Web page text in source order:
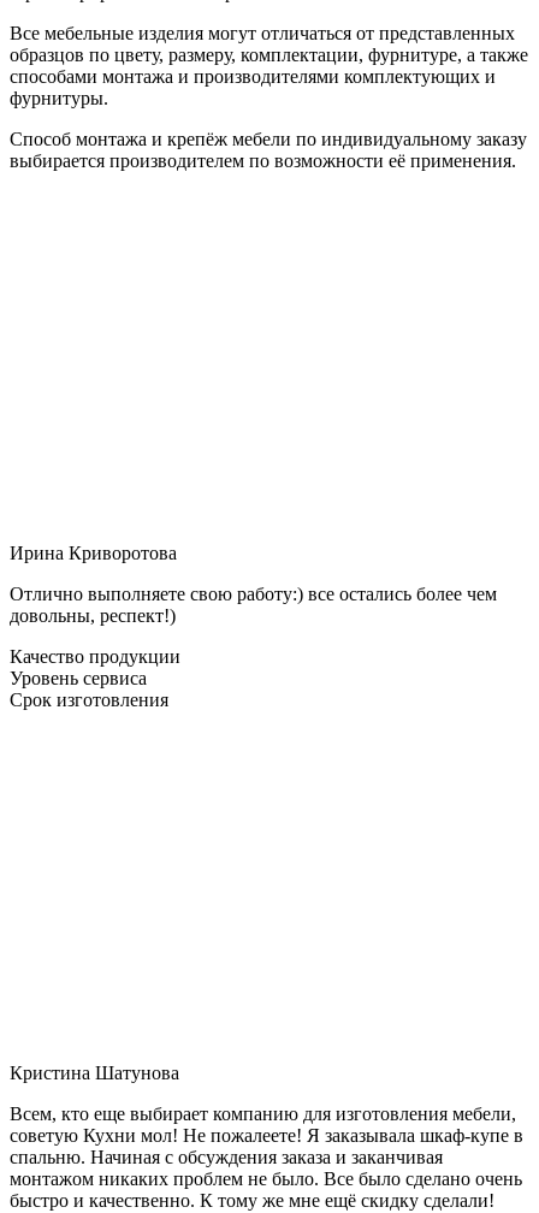
Все мебельные изделия могут отличаться от представленных
образцов по цвету, размеру, комплектации, фурнитуре, а также
способами монтажа и производителями комплектующих и
фурнитуры.
Способ монтажа и крепёж мебели по индивидуальному заказу
выбирается производителем по возможности её применения.
Ирина Криворотова
Отлично выполняете свою работу:) все остались более чем
довольны, респект!)
Качество продукции
Уровень сервиса
Срок изготовления
Кристина Шатунова
Всем, кто еще выбирает компанию для изготовления мебели,
советую Кухни мол! Не пожалеете! Я заказывала шкаф-купе в
спальню. Начиная с обсуждения заказа и заканчивая
монтажом никаких проблем не было. Все было сделано очень
быстро и качественно. К тому же мне ещё скидку сделали!